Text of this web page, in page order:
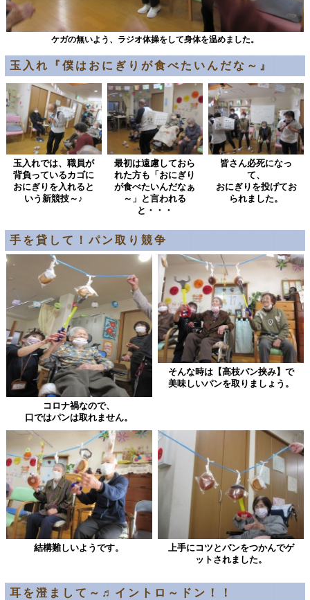
ケガの無いよう、ラジオ体操をして身体を温めました。
玉入れ『僕はおにぎりが食べたいんだな～』
玉入れでは、職員が
背負っているカゴに
おにぎりを入れると
いう新競技～♪
最初は遠慮しておら
れた方も「おにぎり
が食べたいんだなぁ
～」と言われる
と・・・
皆さん必死になっ
て、
おにぎりを投げてお
られました。
手を貸して！パン取り競争
コロナ禍なので、
口ではパンは取れません。
そんな時は【高枝パン挟み】で
美味しいパンを取りましょう。
結構難しいようです。
上手にコツとパンをつかんでゲ
ットされました。
耳を澄まして～♬イントロ～ドン！！